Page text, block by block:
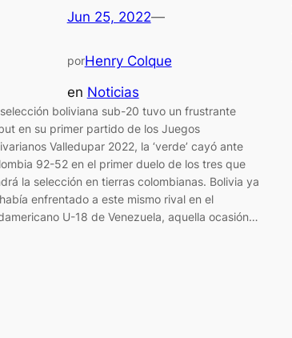
Jun 25, 2022—
porHenry Colque
en Noticias
boliviana sub-20 tuvo un frustrante
en su primer partido de los Juegos
Valledupar 2022, la ‘verde’ cayó ante
92-52 en el primer duelo de los tres que
la selección en tierras colombianas. Bolivia ya
enfrentado a este mismo rival en el
U-18 de Venezuela, aquella ocasión…